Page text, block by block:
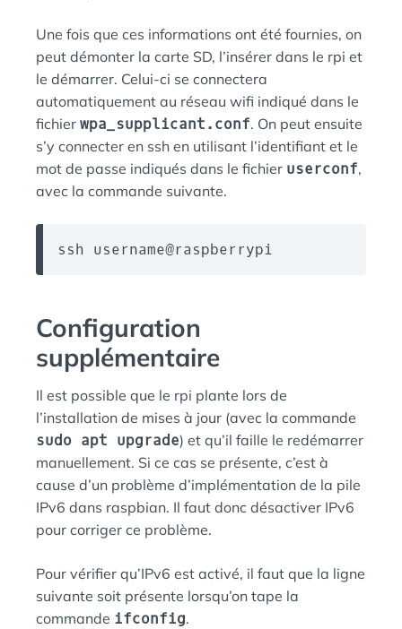
Une fois que ces informations ont été fournies, on
peut démonter la carte SD, l’insérer dans le rpi et
le démarrer. Celui-ci se connectera
automatiquement au réseau wifi indiqué dans le
fichier wpa_supplicant.conf. On peut ensuite
s’y connecter en ssh en utilisant l’identifiant et le
mot de passe indiqués dans le fichier userconf,
avec la commande suivante.
ssh username@raspberrypi
Configuration
supplémentaire
Il est possible que le rpi plante lors de
l’installation de mises à jour (avec la commande
sudo apt upgrade) et qu’il faille le redémarrer
manuellement. Si ce cas se présente, c’est à
cause d’un problème d’implémentation de la pile
IPv6 dans raspbian. Il faut donc désactiver IPv6
pour corriger ce problème.
Pour vérifier qu’IPv6 est activé, il faut que la ligne
suivante soit présente lorsqu’on tape la
commande ifconfig.